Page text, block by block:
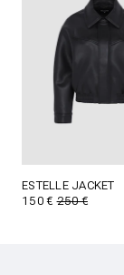
ESTELLE JACKET
150 €250 €